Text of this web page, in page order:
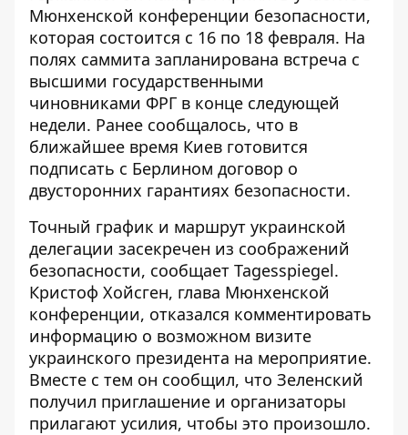
Мюнхенской конференции безопасности,
которая состоится с 16 по 18 февраля. На
полях саммита запланирована встреча с
высшими государственными
чиновниками ФРГ в конце следующей
недели. Ранее сообщалось, что в
ближайшее время Киев готовится
подписать с Берлином договор о
двусторонних гарантиях безопасности.
Точный график и маршрут украинской
делегации засекречен из соображений
безопасности, сообщает Tagesspiegel.
Кристоф Хойсген, глава Мюнхенской
конференции, отказался комментировать
информацию о возможном визите
украинского президента на мероприятие.
Вместе с тем он сообщил, что Зеленский
получил приглашение и организаторы
прилагают усилия, чтобы это произошло.